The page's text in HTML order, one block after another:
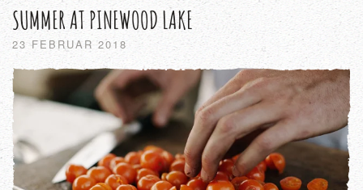
SUMMER AT PINEWOOD LAKE
23 FEBRUAR 2018